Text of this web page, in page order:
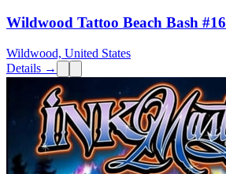
Wildwood Tattoo Beach Bash #16
Wildwood, United States
Details →